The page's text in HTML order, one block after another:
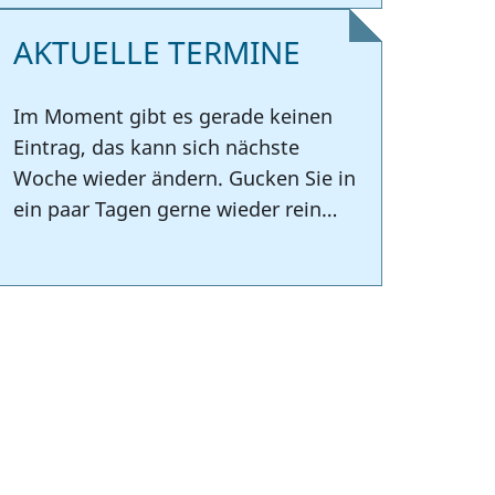
AKTUELLE TERMINE
Im Moment gibt es gerade keinen
Eintrag, das kann sich nächste
Woche wieder ändern. Gucken Sie in
ein paar Tagen gerne wieder rein…